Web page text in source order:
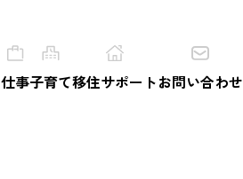
仕事子育て移住サポートお問い合わせ